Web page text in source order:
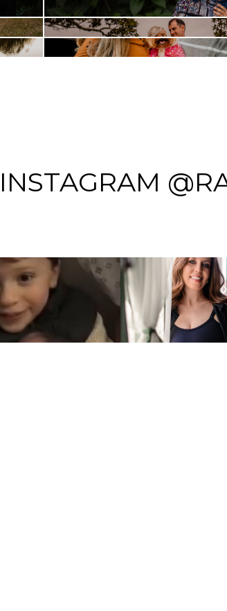
MARI + ANDRÉ = ARTHUR
INSTAGRAM